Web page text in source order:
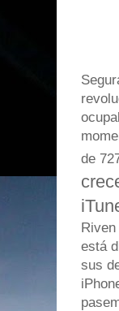
de
está
sus